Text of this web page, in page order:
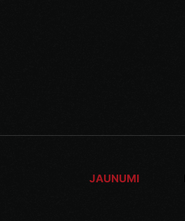
JAUNUMI